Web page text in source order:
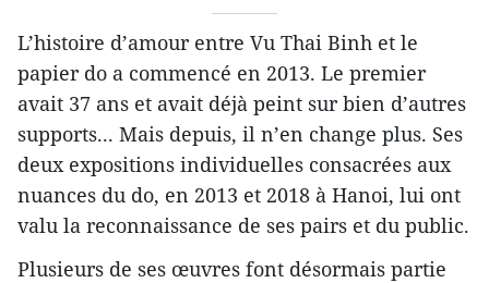
L’histoire d’amour entre Vu Thai Binh et le
papier do a commencé en 2013. Le premier
avait 37 ans et avait déjà peint sur bien d’autres
supports... Mais depuis, il n’en change plus. Ses
deux expositions individuelles consacrées aux
nuances du do, en 2013 et 2018 à Hanoi, lui ont
valu la reconnaissance de ses pairs et du public.
Plusieurs de ses œuvres font désormais partie